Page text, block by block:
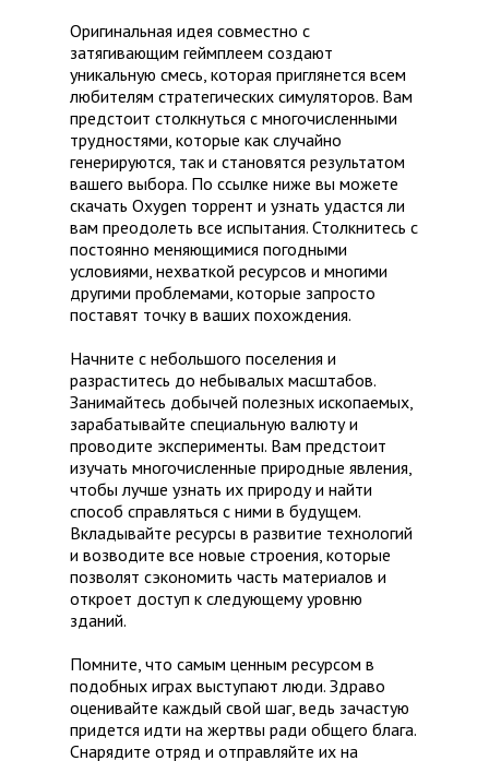
Оригинальная идея совместно с
затягивающим геймплеем создают
уникальную смесь, которая приглянется всем
любителям стратегических симуляторов. Вам
предстоит столкнуться с многочисленными
трудностями, которые как случайно
генерируются, так и становятся результатом
вашего выбора. По ссылке ниже вы можете
скачать Oxygen торрент и узнать удастся ли
вам преодолеть все испытания. Столкнитесь с
постоянно меняющимися погодными
условиями, нехваткой ресурсов и многими
другими проблемами, которые запросто
поставят точку в ваших похождения.
Начните с небольшого поселения и
разраститесь до небывалых масштабов.
Занимайтесь добычей полезных ископаемых,
зарабатывайте специальную валюту и
проводите эксперименты. Вам предстоит
изучать многочисленные природные явления,
чтобы лучше узнать их природу и найти
способ справляться с ними в будущем.
Вкладывайте ресурсы в развитие технологий
и возводите все новые строения, которые
позволят сэкономить часть материалов и
откроет доступ к следующему уровню
зданий.
Помните, что самым ценным ресурсом в
подобных играх выступают люди. Здраво
оценивайте каждый свой шаг, ведь зачастую
придется идти на жертвы ради общего блага.
Снарядите отряд и отправляйте их на